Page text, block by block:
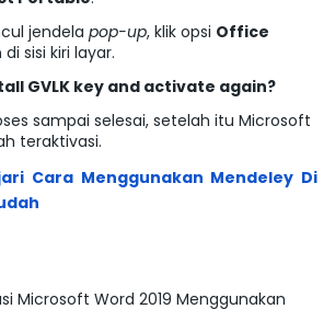
jendela pop-up, klik opsi Office
di sisi kiri layar.
GVLK key and activate again?
sampai selesai, setelah itu Microsoft
teraktivasi.
Cara Menggunakan Mendeley Di
Microsoft Word 2019 Menggunakan